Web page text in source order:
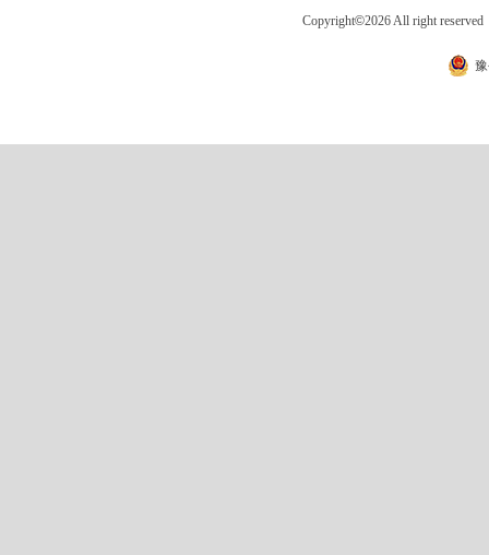
Copyright©2026 All right